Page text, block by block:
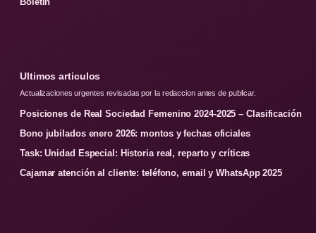
Ultimos articulos
Actualizaciones urgentes revisadas por la redaccion antes de publicar.
Posiciones de Real Sociedad Femenino 2024-2025 – Clasificación
Bono jubilados enero 2026: montos y fechas oficiales
Task: Unidad Especial: Historia real, reparto y críticas
Cajamar atención al cliente: teléfono, email y WhatsApp 2025